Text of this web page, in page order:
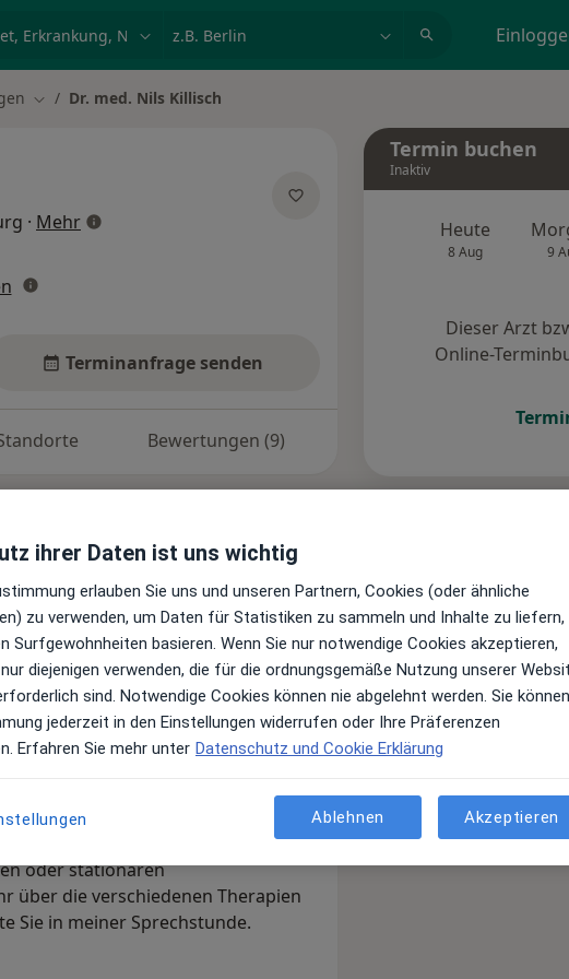
Stadt ändern
Dr. med. Nils Killisch
· Mehrüber Spezialisierungen
Terminanfrage senden
Bewertungen (9)
orthopädische Praxis Ortho-
Ich Orthopäde und
Manuelle Medizin/Chirotherapie
von erfahrenen Ärzten
über konservative
oder stationären
über die verschiedenen Therapien
Sie in meiner Sprechstunde.
Termin buchen
Inaktiv
Heute
8 Aug 9
Dieser Arzt
Online-
ihrer Daten ist uns wichtig
erlauben Sie uns und unseren Partnern, Cookies (oder ähnliche
zu verwenden, um Daten für Statistiken zu sammeln und Inhalte zu liefern,
Surfgewohnheiten basieren. Wenn Sie nur notwendige Cookies akzeptieren,
diejenigen verwenden, die für die ordnungsgemäße Nutzung unserer
sind. Notwendige Cookies können nie abgelehnt werden. Sie können
jederzeit in den Einstellungen widerrufen oder Ihre Präferenzen
Erfahren Sie mehr unter Datenschutz und Cookie Erklärung
Ablehnen Akzeptieren